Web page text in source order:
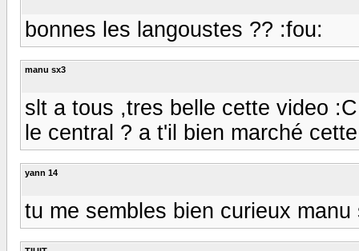
bonnes les langoustes ?? :fou:
manu sx3
slt a tous ,tres belle cette video
le central ? a t'il bien marché
yann 14
tu me sembles bien curieux manu